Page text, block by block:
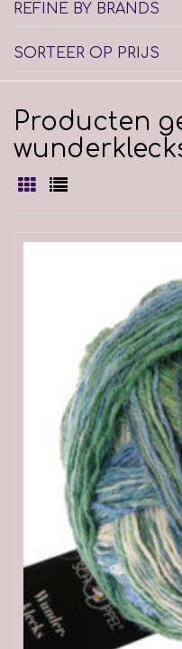
REFINE BY BRANDS
SORTEER OP PRIJS
Producten